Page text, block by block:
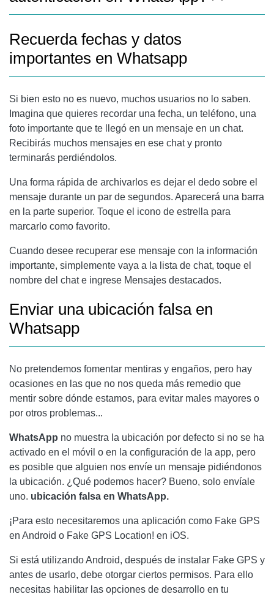
Recuerda fechas y datos
importantes en Whatsapp
Si bien esto no es nuevo, muchos usuarios no lo saben.
Imagina que quieres recordar una fecha, un teléfono, una
foto importante que te llegó en un mensaje en un chat.
Recibirás muchos mensajes en ese chat y pronto
terminarás perdiéndolos.
Una forma rápida de archivarlos es dejar el dedo sobre el
mensaje durante un par de segundos. Aparecerá una barra
en la parte superior. Toque el icono de estrella para
marcarlo como favorito.
Cuando desee recuperar ese mensaje con la información
importante, simplemente vaya a la lista de chat, toque el
nombre del chat e ingrese Mensajes destacados.
Enviar una ubicación falsa en
Whatsapp
No pretendemos fomentar mentiras y engaños, pero hay
ocasiones en las que no nos queda más remedio que
mentir sobre dónde estamos, para evitar males mayores o
por otros problemas...
WhatsApp no muestra la ubicación por defecto si no se ha
activado en el móvil o en la configuración de la app, pero
es posible que alguien nos envíe un mensaje pidiéndonos
la ubicación. ¿Qué podemos hacer? Bueno, solo envíale
uno. ubicación falsa en WhatsApp.
¡Para esto necesitaremos una aplicación como Fake GPS
en Android o Fake GPS Location! en iOS.
Si está utilizando Android, después de instalar Fake GPS y
antes de usarlo, debe otorgar ciertos permisos. Para ello
necesitas habilitar las opciones de desarrollo en tu